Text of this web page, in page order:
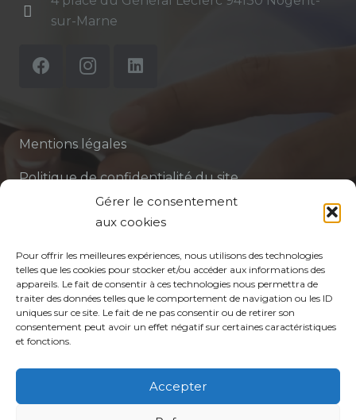
Gérer le consentement
aux cookies
Pour offrir les meilleures expériences, nous utilisons des technologies
telles que les cookies pour stocker et/ou accéder aux informations des
appareils. Le fait de consentir à ces technologies nous permettra de
traiter des données telles que le comportement de navigation ou les ID
uniques sur ce site. Le fait de ne pas consentir ou de retirer son
consentement peut avoir un effet négatif sur certaines caractéristiques
et fonctions.
Accepter
sur-Marne
Mentions légales
Politique de confidentialité du site
Politique de protection des données de la CPTS
© CPTS Autour du Patient